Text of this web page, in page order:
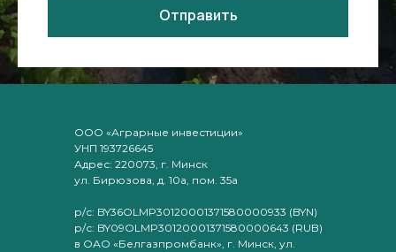
Отправить
ООО «Аграрные инвестиции»
УНП 193726645
Адрес: 220073, г. Минск
ул. Бирюзова, д. 10а, пом. 35а
р/с: BY36OLMP30120001371580000933 (BYN)
р/с: BY09OLMP30120001371580000643 (RUB)
в ОАО «Белгазпромбанк», г. Минск, ул.